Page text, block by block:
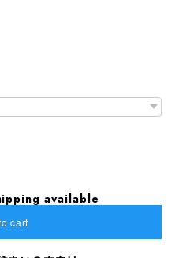
available
cart